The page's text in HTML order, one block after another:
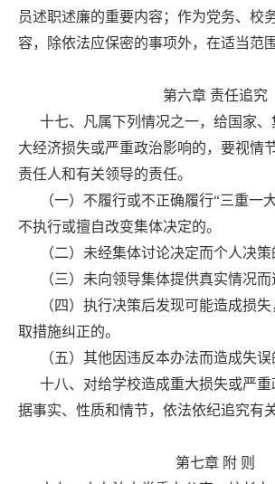
员述职述廉的重要内容；作为党务、校
容，除依法应保密的事项外，在适当范
第六章 责任追究
十七、凡属下列情况之一，给国家
大经济损失或严重政治影响的，要视情
责任人和有关领导的责任。
（一）不履行或不正确履行“三重一
不执行或擅自改变集体决定的。
（二）未经集体讨论决定而个人决策
（三）未向领导集体提供真实情况而
（四）执行决策后发现可能造成损
取措施纠正的。
（五）其他因违反本办法而造成失误
十八、对给学校造成重大损失或严
据事实、性质和情节，依法依纪追究有
第七章 附 则